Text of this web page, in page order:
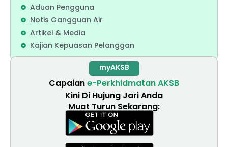
Aduan Pengguna
Notis Gangguan Air
Artikel & Media
Kajian Kepuasan Pelanggan
myAKSB
Capaiane-Perkhidmatan AKSB
Kini Di Hujung Jari Anda
Muat Turun Sekarang: